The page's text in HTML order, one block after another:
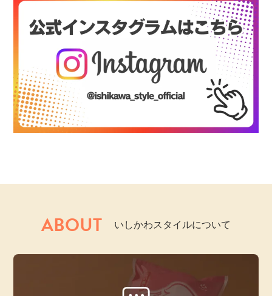
ABOUT いしかわスタイルについて